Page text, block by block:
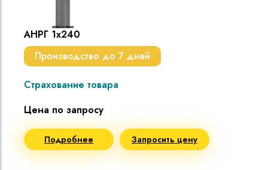
АНРГ 1х240
Производство до 7 дней
Страхование товара
Цена по запросу
Подробнее Запросить цену